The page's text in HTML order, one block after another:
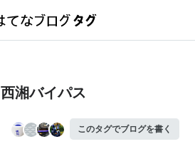
西湘バイパス
このタグでブログを書く